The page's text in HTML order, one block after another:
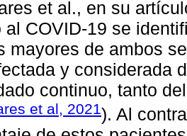
et al., en su
al COVID-19 se
mayores de ambos
y considerada
continuo, tanto
et al, 2021). Al